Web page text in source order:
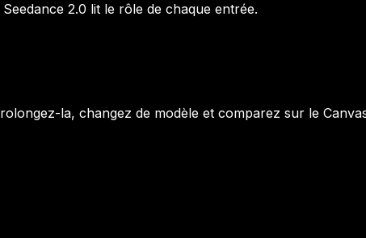
2.0 lit le rôle de chaque entrée.
la, changez de modèle et comparez sur le